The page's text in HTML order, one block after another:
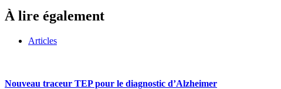
À lire également
Articles
Nouveau traceur TEP pour le diagnostic d’Alzheimer